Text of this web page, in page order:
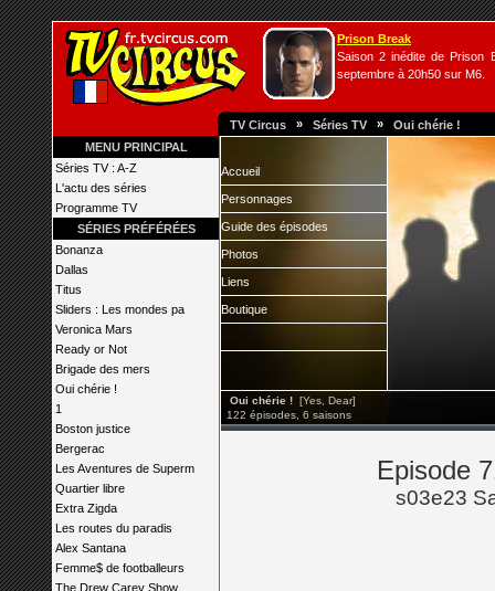
Prison Break
Saison 2 inédite de Prison
septembre à 20h50 sur M6.
TV Circus » Séries TV » Oui chérie !
MENU PRINCIPAL
Séries TV : A-Z
L'actu des séries
Programme TV
SÉRIES PRÉFÉRÉES
Bonanza
Dallas
Titus
Sliders : Les mondes pa
Veronica Mars
Ready or Not
Brigade des mers
Oui chérie !
1
Boston justice
Bergerac
Les Aventures de Superm
Quartier libre
Extra Zigda
Les routes du paradis
Alex Santana
Femme$ de footballeurs
The Drew Carey Show
Accueil
Personnages
Guide des épisodes
Photos
Liens
Boutique
Oui chérie ! [Yes, Dear]
122 épisodes, 6 saisons
Episode
s03e23